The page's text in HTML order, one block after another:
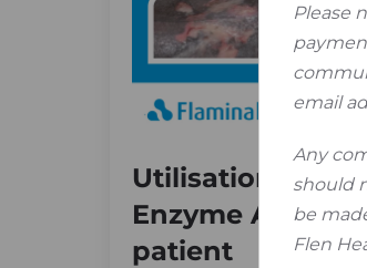
Utilisation d’un
Enzyme Algingel
patient
Please
email
Any
should
be
Flen